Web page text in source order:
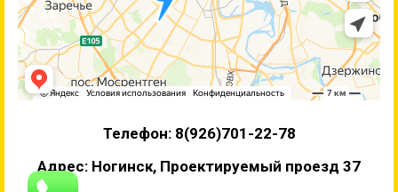
Телефон: 8(926)701-22-78
Адрес: Ногинск, Проектируемый проезд 37